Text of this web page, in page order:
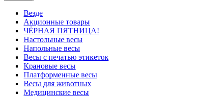
Везде
Акционные товары
ЧЁРНАЯ ПЯТНИЦА!
Настольные весы
Напольные весы
Весы с печатью этикеток
Крановые весы
Платформенные весы
Весы для животных
Медицинские весы